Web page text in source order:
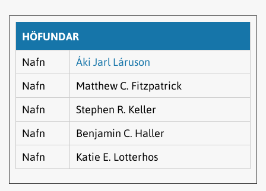
HÖFUNDAR
Nafn
Áki Jarl Láruson
Nafn
Matthew C. Fitzpatrick
Nafn
Stephen R. Keller
Nafn
Benjamin C. Haller
Nafn
Katie E. Lotterhos